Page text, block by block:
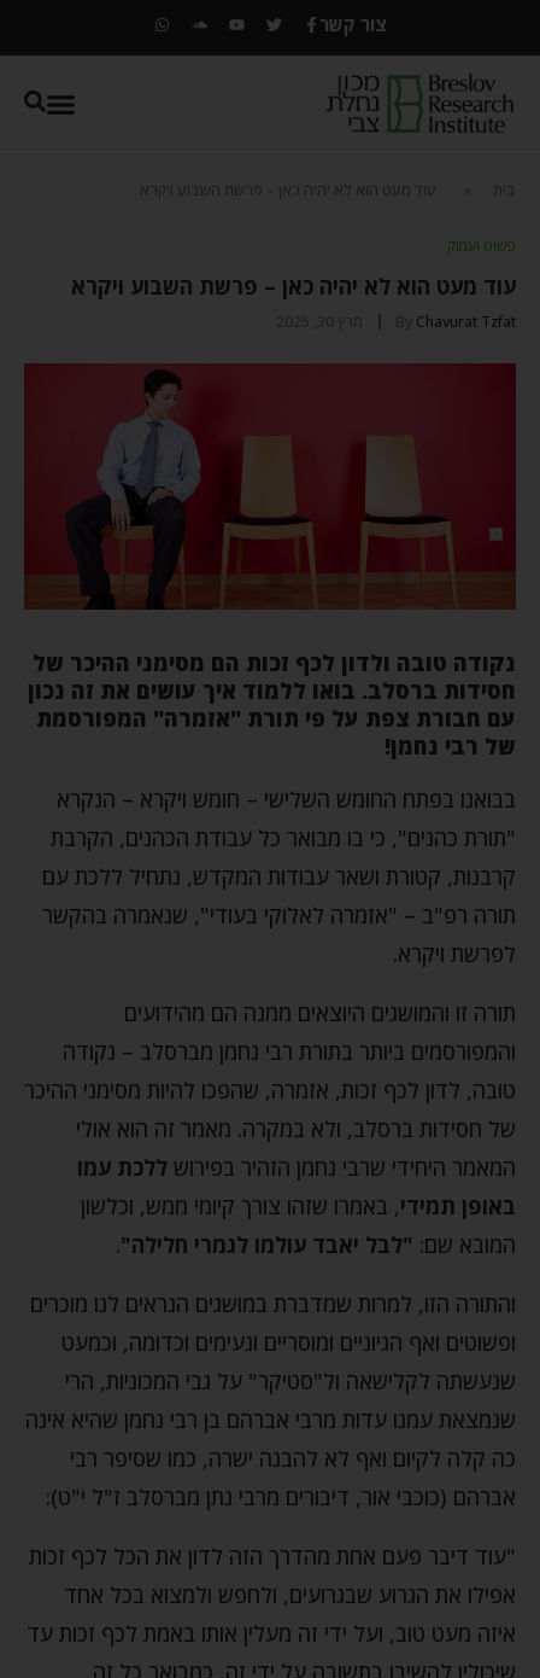
צור קשר
בית עוד מעט הוא לא יהיה כאן – פרשת השבוע ויקרא
פשוט ועמוק
עוד מעט הוא לא יהיה כאן – פרשת השבוע ויקרא
By Chavurat Tzfat מרץ 30, 2025
נקודה טובה ולדון לכף זכות הם מסימני ההיכר של
חסידות ברסלב. בואו ללמוד איך עושים את זה נכון
עם חבורת צפת על פי תורת "אזמרה" המפורסמת
של רבי נחמן!
בבואנו בפתח החומש השלישי – חומש ויקרא – הנקרא
"תורת כהנים", כי בו מבואר כל עבודת הכהנים, הקרבת
קרבנות, קטורת ושאר עבודות המקדש, נתחיל ללכת עם
תורה רפ"ב – "אזמרה לאלוקי בעודי", שנאמרה בהקשר
לפרשת ויקרא.
תורה זו והמושגים היוצאים ממנה הם מהידועים
והמפורסמים ביותר בתורת רבי נחמן מברסלב – נקודה
טובה, לדון לכף זכות, אזמרה, שהפכו להיות מסימני ההיכר
של חסידות ברסלב, ולא במקרה. מאמר זה הוא אולי
המאמר היחידי שרבי נחמן הזהיר בפירוש ללכת עמו
באופן תמידי, באמרו שזהו צורך קיומי ממש, וכלשון
המובא שם: "לבל יאבד עולמו לגמרי חלילה".
והתורה הזו, למרות שמדברת במושגים הנראים לנו מוכרים
ופשוטים ואף הגיוניים ומוסריים ונעימים וכדומה, וכמעט
שנעשתה לקלישאה ול"סטיקר" על גבי המכוניות, הרי
שנמצאת עמנו עדות מרבי אברהם בן רבי נחמן שהיא אינה
כה קלה לקיום ואף לא להבנה ישרה, כמו שסיפר רבי
אברהם (כוכבי אור, דיבורים מרבי נתן מברסלב ז"ל י"ט):
"עוד דיבר פעם אחת מהדרך הזה לדון את הכל לכף זכות
אפילו את הגרוע שבגרועים, ולחפש ולמצוא בכל אחד
איזה מעט טוב, ועל ידי זה מעלין אותו באמת לכף זכות עד
שיכולין להשיבו בתשובה על ידי זה, כמבואר כל זה